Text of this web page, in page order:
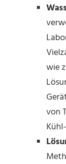
wie
von